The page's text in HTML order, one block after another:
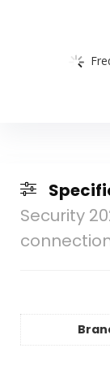
Security